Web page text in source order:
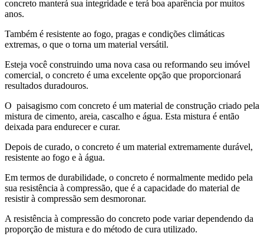
concreto manterá sua integridade e terá boa aparência por muitos
anos.
Também é resistente ao fogo, pragas e condições climáticas
extremas, o que o torna um material versátil.
Esteja você construindo uma nova casa ou reformando seu imóvel
comercial, o concreto é uma excelente opção que proporcionará
resultados duradouros.
O paisagismo com concreto é um material de construção criado pela
mistura de cimento, areia, cascalho e água. Esta mistura é então
deixada para endurecer e curar.
Depois de curado, o concreto é um material extremamente durável,
resistente ao fogo e à água.
Em termos de durabilidade, o concreto é normalmente medido pela
sua resistência à compressão, que é a capacidade do material de
resistir à compressão sem desmoronar.
A resistência à compressão do concreto pode variar dependendo da
proporção de mistura e do método de cura utilizado.